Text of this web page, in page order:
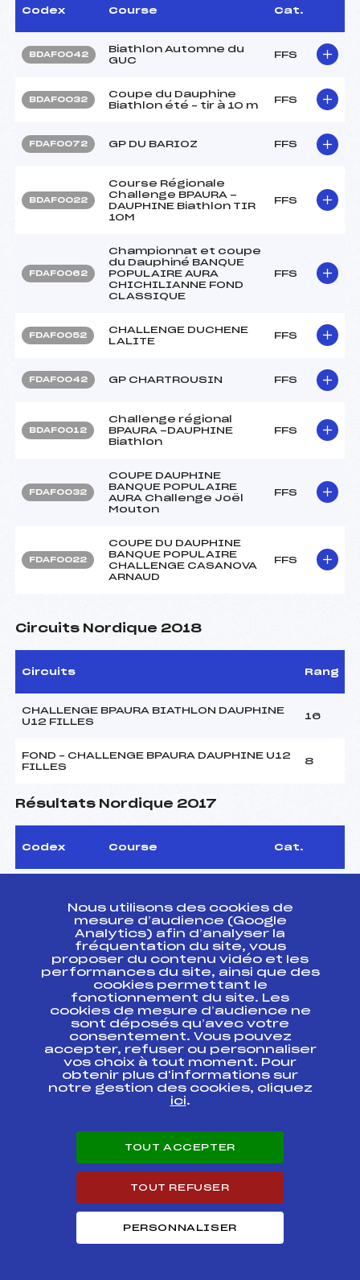
Codex Course Cat.
BDAF0042
Biathlon Automne du
GUC
FFS
BDAF0032
Coupe du Dauphine
Biathlon été – tir à 10 m
FFS
FDAF0072 GP DU BARIOZ FFS
BDAF0022
Course Régionale
Challenge BPAURA -
DAUPHINE Biathlon TIR
10M
FFS
FDAF0062
Championnat et coupe
du Dauphiné BANQUE
POPULAIRE AURA
CHICHILIANNE FOND
CLASSIQUE
FFS
FDAF0052
CHALLENGE DUCHENE
LALITE
FFS
FDAF0042 GP CHARTROUSIN FFS
BDAF0012
Challenge régional
BPAURA -DAUPHINE
Biathlon
FFS
FDAF0032
COUPE DAUPHINE
BANQUE POPULAIRE
AURA Challenge Joël
Mouton
FFS
FDAF0022
COUPE DU DAUPHINE
BANQUE POPULAIRE
CHALLENGE CASANOVA
ARNAUD
FFS
Circuits Nordique 2018
Circuits Rang
CHALLENGE BPAURA BIATHLON DAUPHINE
U12 FILLES
16
FOND – CHALLENGE BPAURA DAUPHINE U12
FILLES
8
Résultats Nordique 2017
Codex Course Cat.
BDAF0042
Championnat du
Dauphiné de Biathlon
d'été Challenge
BPAURA
FFS
FDAF0092
CHALLENGE CASA-
ARNAUD COUPE DU
DAUPHINE
FFS
BDAF0022
Challenge Biathlon
Dauphiné Banque
Populaire des Alpes –
Dauphiné
FFS
FDAF0082
MONTAGNE
ARDECHOISE
FFS
BanquePopulaire
FDAF0072
DAUPHINE CHALLENGE
FFS
Nous utilisons des cookies de
mesure d’audience (Google
Analytics) afin d’analyser la
fréquentation du site, vous
proposer du contenu vidéo et les
performances du site, ainsi que des
cookies permettant le
fonctionnement du site. Les
cookies de mesure d’audience ne
sont déposés qu’avec votre
consentement. Vous pouvez
accepter, refuser ou personnaliser
vos choix à tout moment. Pour
obtenir plus d'informations sur
notre gestion des cookies, cliquez
ici.
TOUT ACCEPTER
TOUT REFUSER
PERSONNALISER